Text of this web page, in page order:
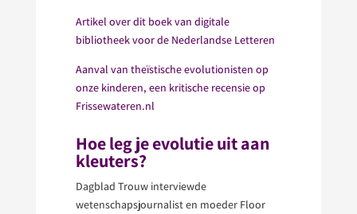
Artikel over dit boek van digitale
bibliotheek voor de Nederlandse Letteren
Aanval van theïstische evolutionisten op
onze kinderen, een kritische recensie op
Frissewateren.nl
Hoe leg je evolutie uit aan
kleuters?
Dagblad Trouw interviewde
wetenschapsjournalist en moeder Floor